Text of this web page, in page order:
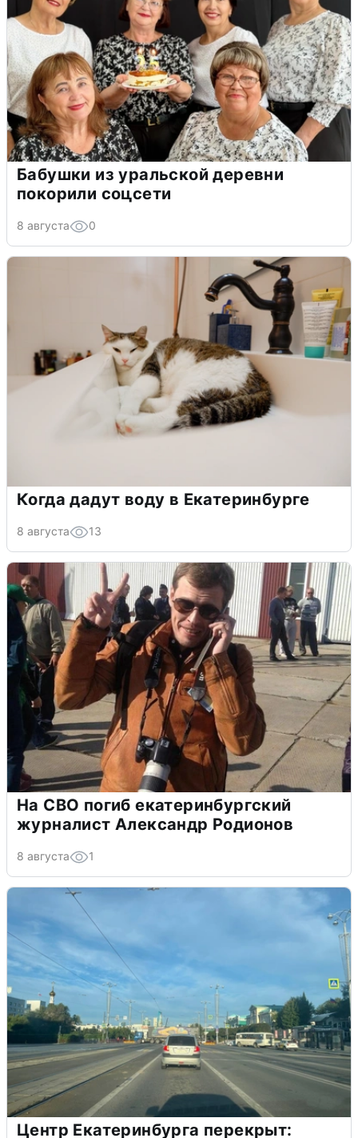
Бабушки из уральской деревни
покорили соцсети
8 августа 0
Когда дадут воду в Екатеринбурге
8 августа 13
На СВО погиб екатеринбургский
журналист Александр Родионов
8 августа 1
Центр Екатеринбурга перекрыт: